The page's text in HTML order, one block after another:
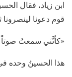
ابن زياد، فقال
قوم دعونا لينصرونا
«كأنَّني سمعتُ صوتاً
هذا الحسينُ وحده